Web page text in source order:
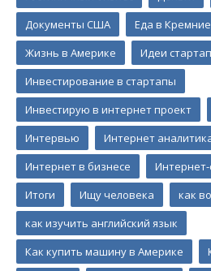
Документы США
Еда в
Жизнь в Америке
Идеи
Инвестирование в стартапы
Инвестирую в интернет проект
Интервью
Интернет
Интернет в бизнесе
Итоги
Ищу человека
как
как изучить английский язык
Как купить машину в Америке